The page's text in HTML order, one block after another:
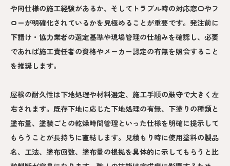
や同仕様の施工経験があるか、そしてトラブル時の対応窓口やフ
ローが明確化されているかを見極めることが重要です。発注前に
下請け・協力業者の選定基準や現場管理の仕組みを確認し、必要
であれば施工責任者の資格やメーカー認定の有無を照会すること
を推奨します。
屋根の耐久性は下地処理や材料選定、施工手順の厳守で大きく左
右されます。既存下地に応じた下地処理の有無、下塗りの種類と
塗布量、塗装ごとの乾燥時間管理といった仕様を明確に提示して
もらうことが長持ちに直結します。見積もり時に使用塗料の製品
名、工法、塗布回数、塗布量の根拠を具体的に示してもらうと比